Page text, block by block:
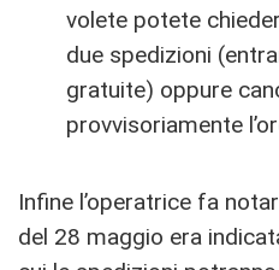
volete potete
due spedizioni
gratuite) oppure
provvisoriamente
Infine l’operatrice fa
del 28 maggio era